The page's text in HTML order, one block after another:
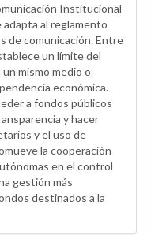
Institucional
al reglamento
de comunicación. Entre
un límite del
mismo medio o
económica.
a fondos públicos
y hacer
y el uso de
la cooperación
en el control
gestión más
destinados a la